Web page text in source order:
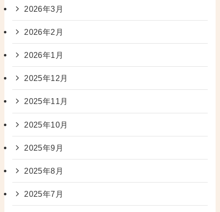
2026年3月
2026年2月
2026年1月
2025年12月
2025年11月
2025年10月
2025年9月
2025年8月
2025年7月